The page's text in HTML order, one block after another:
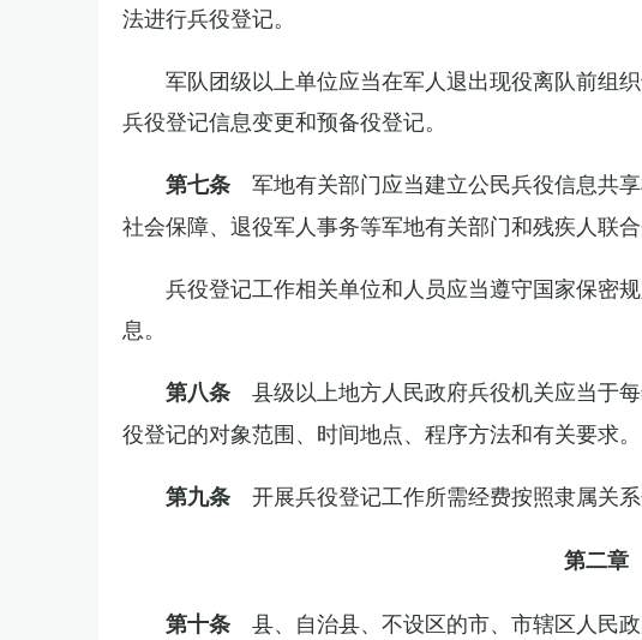
法进行兵役登记。
军队团级以上单位应当在军人退出现役离队前组
兵役登记信息变更和预备役登记。
第七条 军地有关部门应当建立公民兵役信息共
社会保障、退役军人事务等军地有关部门和残疾人联
兵役登记工作相关单位和人员应当遵守国家保密
息。
第八条 县级以上地方人民政府兵役机关应当于
役登记的对象范围、时间地点、程序方法和有关要求。
第九条 开展兵役登记工作所需经费按照隶属关
第二章
第十条 县、自治县、不设区的市、市辖区人民